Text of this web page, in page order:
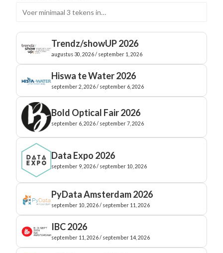
Trendz/showUP 2026
augustus 30, 2026 / september 1, 2026
Hiswa te Water 2026
september 2, 2026 / september 6, 2026
Bold Optical Fair 2026
september 6, 2026 / september 7, 2026
Data Expo 2026
september 9, 2026 / september 10, 2026
PyData Amsterdam 2026
september 10, 2026 / september 11, 2026
IBC 2026
september 11, 2026 / september 14, 2026